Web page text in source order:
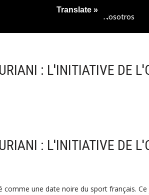
Nosotros
: L'INITIATIVE DE
: L'INITIATIVE DE
comme une date noire du sport français.
Translate »